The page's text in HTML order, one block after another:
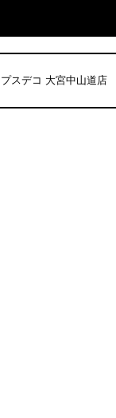
スデコ 大宮中山道店